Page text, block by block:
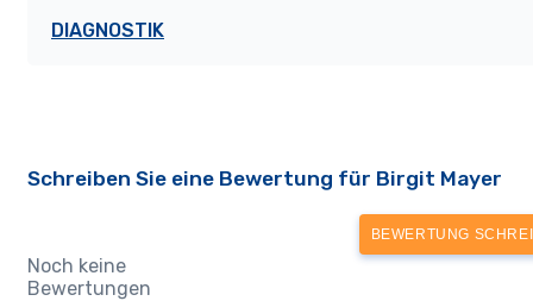
DIAGNOSTIK
Schreiben Sie eine Bewertung für Birgit Mayer
BEWERTUNG
Noch keine
Bewertungen